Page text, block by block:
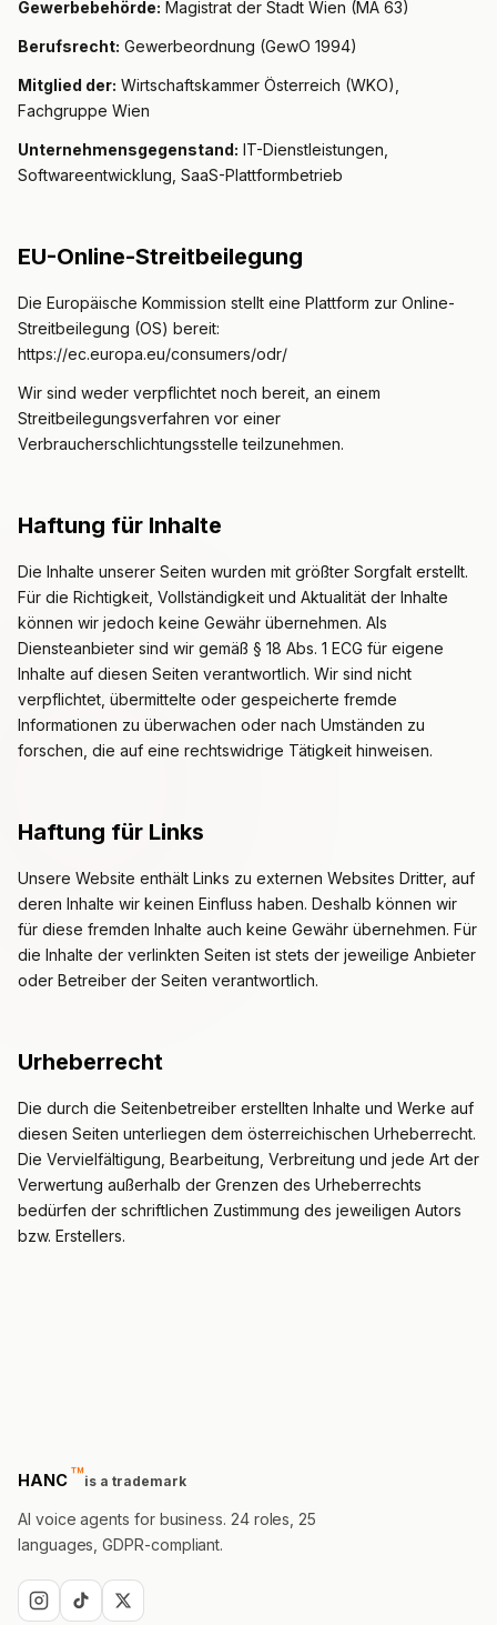
PROFESSIONAL
Anwalt
Bestattung
Versicherung
SaaS
Gewerbebehörde: Magistrat der Stadt Wien (MA 63)
Berufsrecht: Gewerbeordnung (GewO 1994)
Mitglied der: Wirtschaftskammer Österreich (WKO),
Fachgruppe Wien
Unternehmensgegenstand: IT-Dienstleistungen,
Softwareentwicklung, SaaS-Plattformbetrieb
EU-Online-Streitbeilegung
Die Europäische Kommission stellt eine Plattform zur Online-
Streitbeilegung (OS) bereit:
https://ec.europa.eu/consumers/odr/
Wir sind weder verpflichtet noch bereit, an einem
Streitbeilegungsverfahren vor einer
Verbraucherschlichtungsstelle teilzunehmen.
Haftung für Inhalte
Die Inhalte unserer Seiten wurden mit größter Sorgfalt erstellt.
Für die Richtigkeit, Vollständigkeit und Aktualität der Inhalte
können wir jedoch keine Gewähr übernehmen. Als
Diensteanbieter sind wir gemäß § 18 Abs. 1 ECG für eigene
Inhalte auf diesen Seiten verantwortlich. Wir sind nicht
verpflichtet, übermittelte oder gespeicherte fremde
Informationen zu überwachen oder nach Umständen zu
forschen, die auf eine rechtswidrige Tätigkeit hinweisen.
Haftung für Links
Unsere Website enthält Links zu externen Websites Dritter, auf
deren Inhalte wir keinen Einfluss haben. Deshalb können wir
für diese fremden Inhalte auch keine Gewähr übernehmen. Für
die Inhalte der verlinkten Seiten ist stets der jeweilige Anbieter
oder Betreiber der Seiten verantwortlich.
Urheberrecht
Die durch die Seitenbetreiber erstellten Inhalte und Werke auf
diesen Seiten unterliegen dem österreichischen Urheberrecht.
Die Vervielfältigung, Bearbeitung, Verbreitung und jede Art der
Verwertung außerhalb der Grenzen des Urheberrechts
bedürfen der schriftlichen Zustimmung des jeweiligen Autors
bzw. Erstellers.
HANC™
trademarkis a trademark
AI voice agents for business. 24 roles, 25
languages, GDPR-compliant.